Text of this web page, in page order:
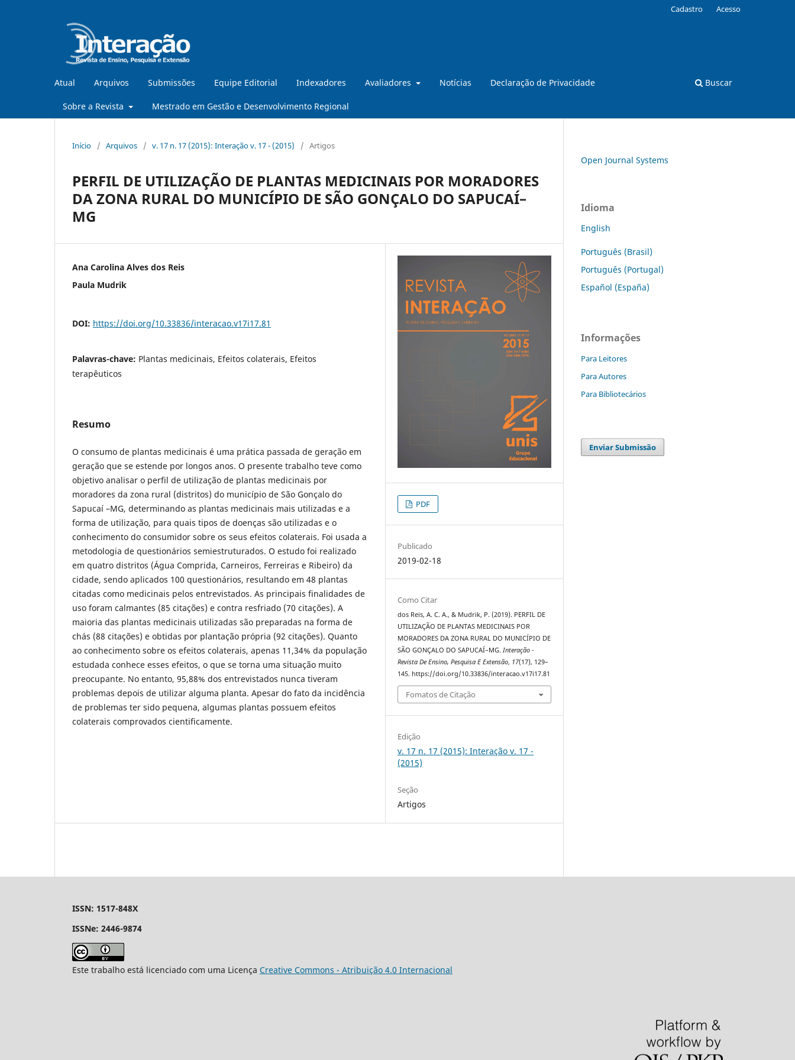
Atual Arquivos Submissões Equipe Editorial Indexadores Avaliadores Notícias Declaração de Privacidade
Sobre a Revista Mestrado em Gestão e Desenvolvimento Regional
Buscar
Cadastro Acesso
Início / Arquivos / v. 17 n. 17 (2015): Interação v. 17 - (2015) / Artigos
PERFIL DE UTILIZAÇÃO DE PLANTAS MEDICINAIS POR MORADORES
DA ZONA RURAL DO MUNICÍPIO DE SÃO GONÇALO DO SAPUCAÍ–
MG
Ana Carolina Alves dos Reis
Paula Mudrik
DOI: https://doi.org/10.33836/interacao.v17i17.81
Palavras-chave: Plantas medicinais, Efeitos colaterais, Efeitos
terapêuticos
Resumo
O consumo de plantas medicinais é uma prática passada de geração em
geração que se estende por longos anos. O presente trabalho teve como
objetivo analisar o perfil de utilização de plantas medicinais por
moradores da zona rural (distritos) do município de São Gonçalo do
Sapucaí –MG, determinando as plantas medicinais mais utilizadas e a
forma de utilização, para quais tipos de doenças são utilizadas e o
conhecimento do consumidor sobre os seus efeitos colaterais. Foi usada a
metodologia de questionários semiestruturados. O estudo foi realizado
em quatro distritos (Água Comprida, Carneiros, Ferreiras e Ribeiro) da
cidade, sendo aplicados 100 questionários, resultando em 48 plantas
citadas como medicinais pelos entrevistados. As principais finalidades de
uso foram calmantes (85 citações) e contra resfriado (70 citações). A
maioria das plantas medicinais utilizadas são preparadas na forma de
chás (88 citações) e obtidas por plantação própria (92 citações). Quanto
ao conhecimento sobre os efeitos colaterais, apenas 11,34% da população
estudada conhece esses efeitos, o que se torna uma situação muito
preocupante. No entanto, 95,88% dos entrevistados nunca tiveram
problemas depois de utilizar alguma planta. Apesar do fato da incidência
de problemas ter sido pequena, algumas plantas possuem efeitos
colaterais comprovados cientificamente.
PDF
Publicado
2019-02-18
Como Citar
dos Reis, A. C. A., & Mudrik, P. (2019). PERFIL DE
UTILIZAÇÃO DE PLANTAS MEDICINAIS POR
MORADORES DA ZONA RURAL DO MUNICÍPIO DE
SÃO GONÇALO DO SAPUCAÍ–MG.Interação -
Revista De Ensino, Pesquisa E Extensão, 17(17), 129–
145. https://doi.org/10.33836/interacao.v17i17.81
Fomatos de Citação
Edição
v. 17 n. 17 (2015): Interação v. 17 -
(2015)
Seção
Artigos
Open Journal Systems
Idioma
English
Português (Brasil)
Português (Portugal)
Español (España)
Informações
Para Leitores
Para Autores
Para Bibliotecários
Enviar Submissão
ISSN: 1517-848X
ISSNe: 2446-9874
Este trabalho está licenciado com uma Licença Creative Commons - Atribuição 4.0 Internacional